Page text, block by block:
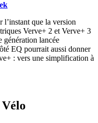
l’instant que la version
Verve+ 2 et Verve+ 3
génération lancée
EQ pourrait aussi donner
: vers une simplification à